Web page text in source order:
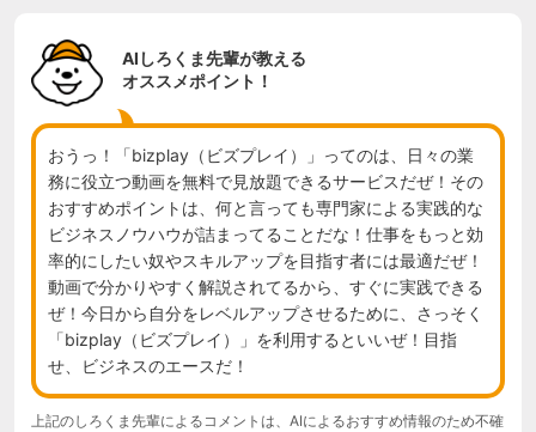
AIしろくま先輩が教える
オススメポイント！
おうっ！「bizplay（ビズプレイ）」ってのは、日々の業
務に役立つ動画を無料で見放題できるサービスだぜ！その
おすすめポイントは、何と言っても専門家による実践的な
ビジネスノウハウが詰まってることだな！仕事をもっと効
率的にしたい奴やスキルアップを目指す者には最適だぜ！
動画で分かりやすく解説されてるから、すぐに実践できる
ぜ！今日から自分をレベルアップさせるために、さっそく
「bizplay（ビズプレイ）」を利用するといいぜ！目指
せ、ビジネスのエースだ！
上記のしろくま先輩によるコメントは、AIによるおすすめ情報のため不確